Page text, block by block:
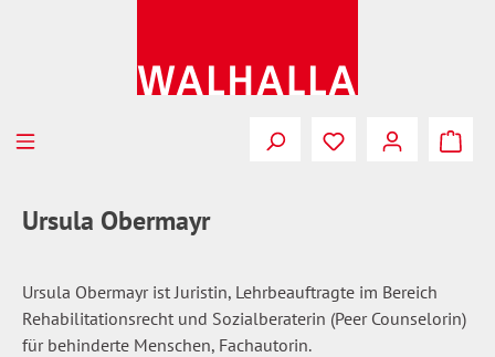
Du hast 0
Ursula Obermayr
Ursula Obermayr ist Juristin, Lehrbeauftragte im Bereich
Rehabilitationsrecht und Sozialberaterin (Peer Counselorin)
für behinderte Menschen, Fachautorin.